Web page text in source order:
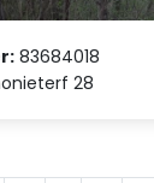
83684018
28